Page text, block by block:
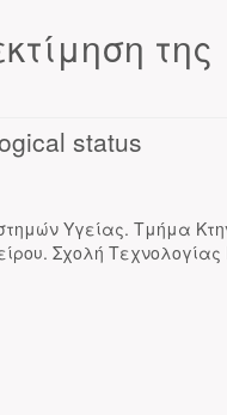
της
status
Υγείας. Τμήμα
Σχολή